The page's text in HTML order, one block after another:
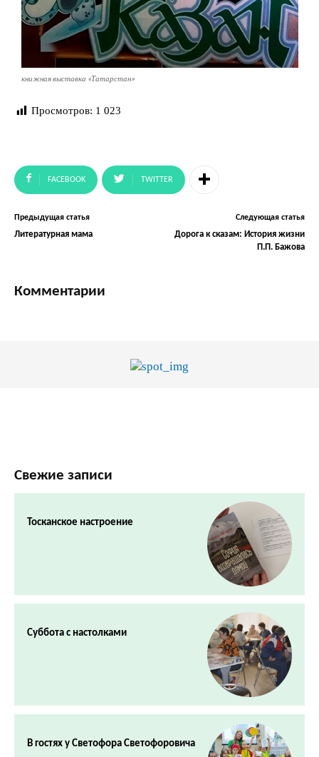
книжная выставка «Татарстан»
Просмотров: 1 023
FACEBOOK TWITTER
Предыдущая статья
Литературная мама
Следующая статья
Дорога к сказам: История жизни
П.П. Бажова
Комментарии
Свежие записи
Тосканское настроение
Суббота с настолками
В гостях у Светофора Светофоровича